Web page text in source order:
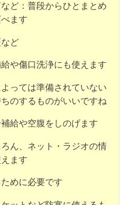
など：普段からひとまとめ
ます
ど
や傷口洗浄にも使えます
っては準備されていない
のするものがいいですね
補給や空腹をしのげます
ん、ネット・ラジオの情
ます
めに必要です